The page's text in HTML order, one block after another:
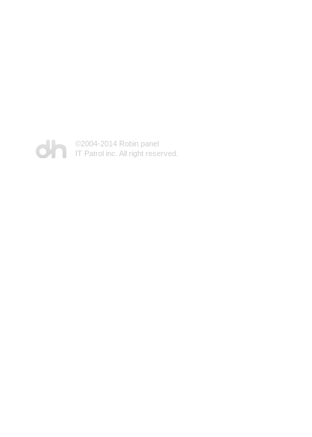
©2004-2014 Robin panel
IT Patrol inc. All right reserved.